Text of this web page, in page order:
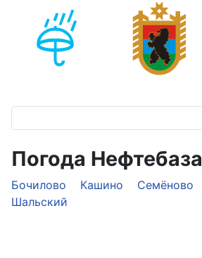
Погода Нефтебаза
Бочилово Кашино Семёново
Шальский